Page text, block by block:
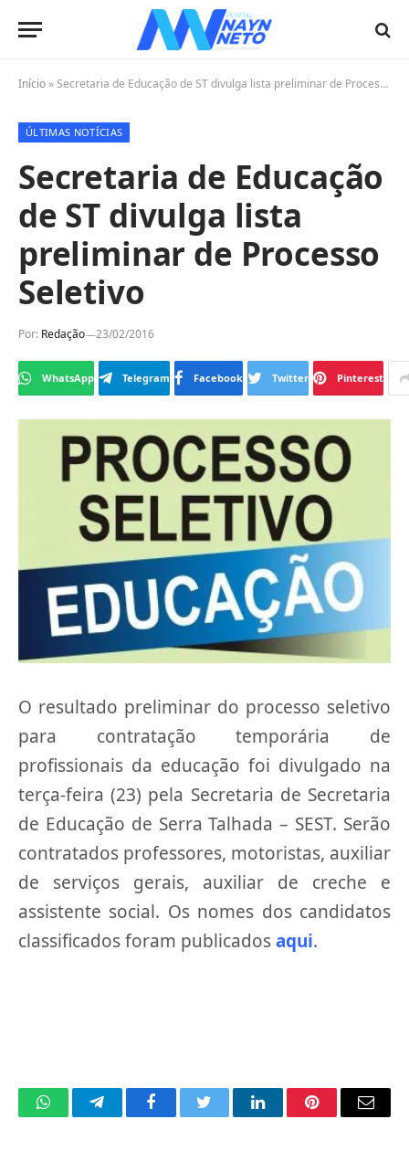
Início »Secretaria de Educação de ST divulga lista preliminar de Processo Seletivo
ÚLTIMAS NOTÍCIAS
Secretaria de Educação
de ST divulga lista
preliminar de Processo
Seletivo
Por: Redação 23/02/2016
WhatsApp Telegram Facebook Twitter Pinterest
O resultado preliminar do processo seletivo
para contratação temporária de
profissionais da educação foi divulgado na
terça-feira (23) pela Secretaria de Secretaria
de Educação de Serra Talhada – SEST. Serão
contratados professores, motoristas, auxiliar
de serviços gerais, auxiliar de creche e
assistente social. Os nomes dos candidatos
classificados foram publicadosaqui.
WhatsAppTelegramFacebookTwitter LinkedInPinterestEmail